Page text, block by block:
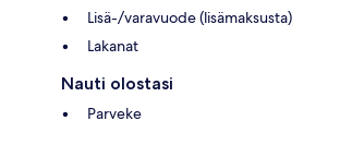
Lisä-/varavuode (lisämaksusta)
Lakanat
Nauti olostasi
Parveke